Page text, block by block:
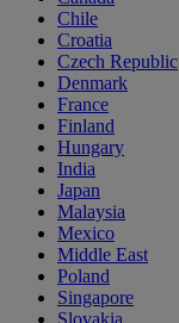
Chile
Croatia
Czech Republic
Denmark
France
Finland
Hungary
India
Japan
Malaysia
Mexico
Middle East
Poland
Singapore